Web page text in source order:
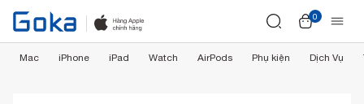
0
Mac iPhone iPad Watch AirPods Phụ kiện Dịch Vụ